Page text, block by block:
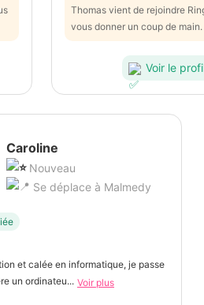
Thomas vient de rejoindre
vous donner un coup de main.
Voir le
Caroline
Nouveau
Se déplace à Malmedy
et calée en informatique, je passe
un ordinateu... Voir plus